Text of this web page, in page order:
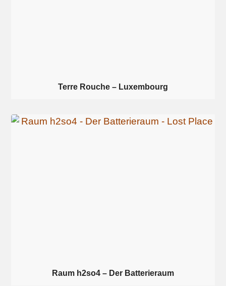
Terre Rouche – Luxembourg
Raum h2so4 – Der Batterieraum